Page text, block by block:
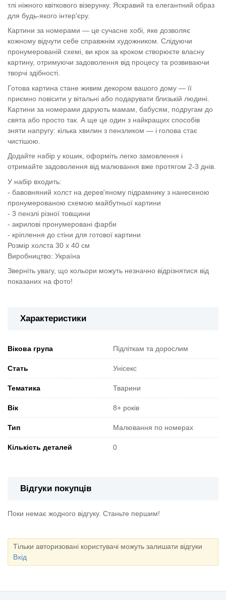
тлі ніжного квіткового візерунку. Яскравий та елегантний образ
для будь-якого інтер'єру.
Картини за номерами — це сучасне хобі, яке дозволяє
кожному відчути себе справжнім художником. Слідуючи
пронумерованій схемі, ви крок за кроком створюєте власну
картину, отримуючи задоволення від процесу та розвиваючи
творчі здібності.
Готова картина стане живим декором вашого дому — її
приємно повісити у вітальні або подарувати близькій людині.
Картини за номерами дарують мамам, бабусям, подругам до
свята або просто так. А ще це один з найкращих способів
зняти напругу: кілька хвилин з пензликом — і голова стає
чистішою.
Додайте набір у кошик, оформіть легко замовлення і
отримайте задоволення від малювання вже протягом 2-3 днів.
У набір входить:
- бавовняний холст на дерев'яному підрамнику з нанесеною
пронумерованою схемою майбутньої картини
- 3 пензлі різної товщини
- акрилові пронумеровані фарби
- кріплення до стіни для готової картини
Розмір холста 30 х 40 см
Виробництво: Україна
Зверніть увагу, що кольори можуть незначно відрізнятися від
показаних на фото!
Характеристики
Вікова група Підліткам та дорослим
Стать Унісекс
Тематика Тварини
Вік 8+ років
Тип Малювання по номерах
Кількість деталей 0
Відгуки покупців
Поки немає жодного відгуку. Станьте першим!
Тільки авторизовані користувачі можуть залишати відгуки
Вхід